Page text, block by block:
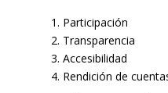
Participación
Transparencia
Accesibilidad
Rendición de